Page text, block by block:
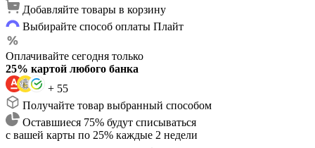
Добавляйте товары в корзину
Выбирайте способ оплаты Плайт
Оплачивайте сегодня только
25% картой любого банка
+ 55
Получайте товар выбранный способом
Оставшиеся 75% будут списываться
с вашей карты по 25% каждые 2 недели